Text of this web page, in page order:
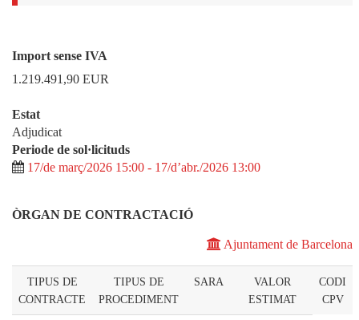
Import sense IVA
1.219.491,90 EUR
Estat
Adjudicat
Periode de sol·licituds
17/de març/2026 15:00 - 17/d’abr./2026 13:00
ÒRGAN DE CONTRACTACIÓ
Ajuntament de Barcelona
TIPUS DE
CONTRACTE
TIPUS DE
PROCEDIMENT
SARA
VALOR
ESTIMAT
CODI
CPV